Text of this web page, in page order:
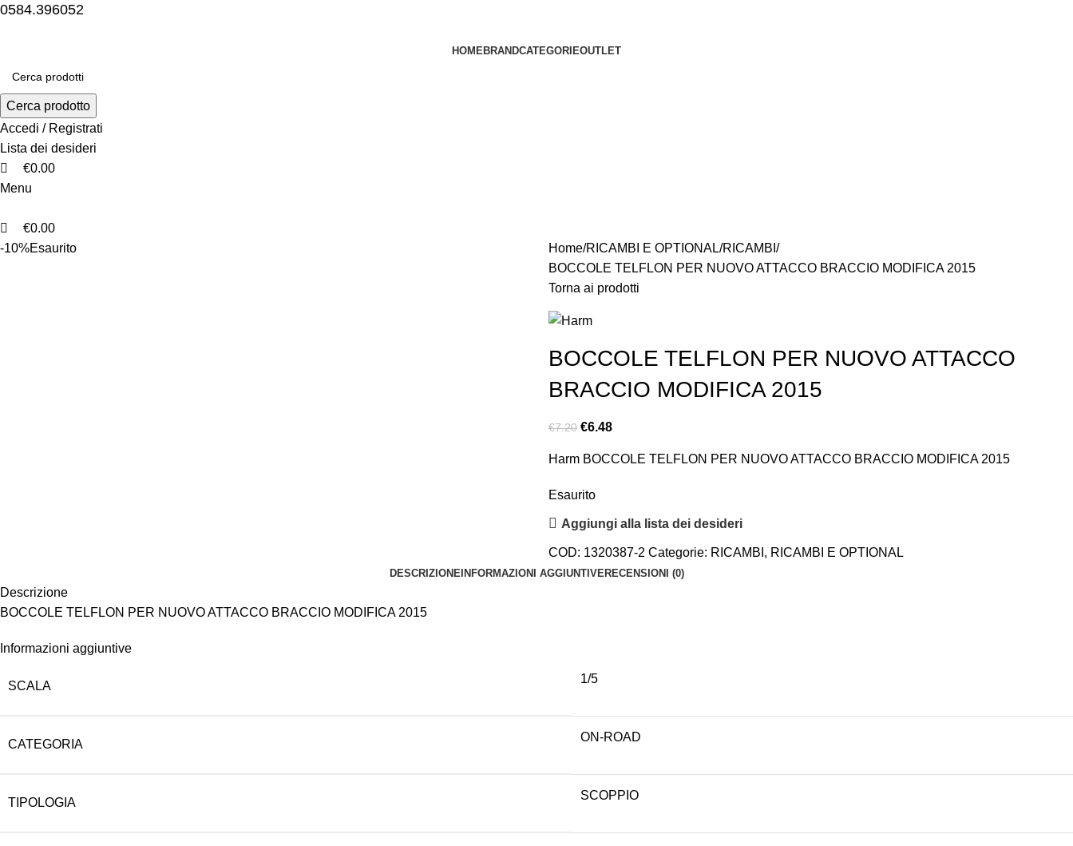
0584.396052
HOMEBRANDCATEGORIEOUTLET
Cerca prodotto
Accedi / Registrati
Lista dei desideri
€0.00
Menu
€0.00
-10%Esaurito Home RICAMBI E OPTIONAL RICAMBI
BOCCOLE TELFLON PER NUOVO ATTACCO BRACCIO MODIFICA 2015
Torna ai prodotti
BOCCOLE TELFLON PER NUOVO ATTACCO
BRACCIO MODIFICA 2015
€7.20 €6.48
Harm BOCCOLE TELFLON PER NUOVO ATTACCO BRACCIO MODIFICA 2015
Esaurito
Aggiungi alla lista dei desideri
COD: 1320387-2 Categorie: RICAMBI , RICAMBI E OPTIONAL
DESCRIZIONEINFORMAZIONI AGGIUNTIVERECENSIONI (0)
Descrizione
BOCCOLE TELFLON PER NUOVO ATTACCO BRACCIO MODIFICA 2015
Informazioni aggiuntive
SCALA
1/5
CATEGORIA
ON-ROAD
TIPOLOGIA
SCOPPIO